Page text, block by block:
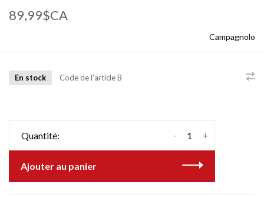
89,99$CA
Campagnolo
En stock Code de l'articleB
Quantité: +
-
Ajouter au panier